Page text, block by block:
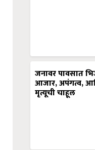
जनावर पावसात
आजार, अपंगत्व,
मृत्यूची चाहूल